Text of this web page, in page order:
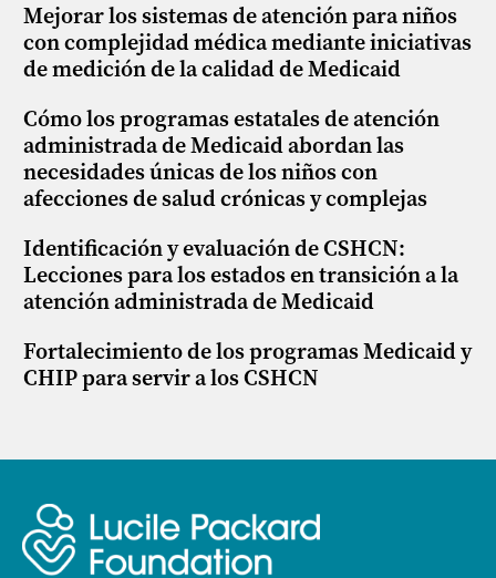
Mejorar los sistemas de atención para niños
con complejidad médica mediante iniciativas
de medición de la calidad de Medicaid
Cómo los programas estatales de atención
administrada de Medicaid abordan las
necesidades únicas de los niños con
afecciones de salud crónicas y complejas
Identificación y evaluación de CSHCN:
Lecciones para los estados en transición a la
atención administrada de Medicaid
Fortalecimiento de los programas Medicaid y
CHIP para servir a los CSHCN